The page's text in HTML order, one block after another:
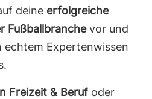
deine erfolgreiche
Fußballbranchevor und
echtem Expertenwissen
Freizeit & Beruf oder